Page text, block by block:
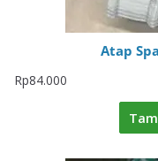
Atap
Rp84.000